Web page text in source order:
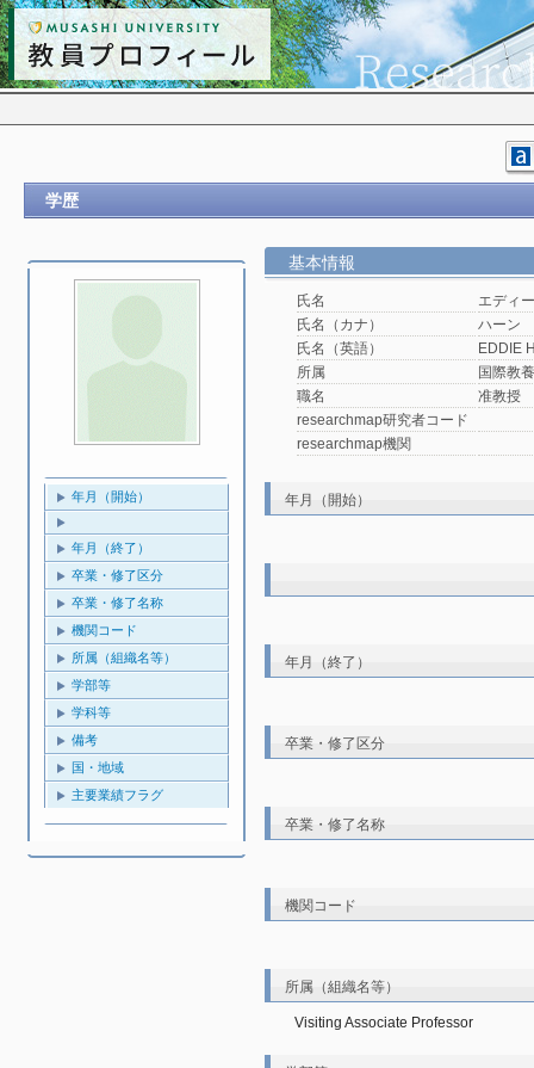
学歴
年月（開始）
年月（終了）
卒業・修了区分
卒業・修了名称
機関コード
所属（組織名等）
学部等
学科等
備考
国・地域
主要業績フラグ
基本情報
氏名
エディ
氏名（カナ）
ハーン
氏名（英語）
EDDIE
所属
国際教
職名
准教授
researchmap研究者コード
researchmap機関
年月（開始）
年月（終了）
卒業・修了区分
卒業・修了名称
機関コード
所属（組織名等）
Visiting Associate Professor